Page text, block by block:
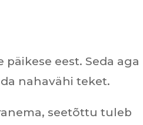
eest. Seda aga
nahavähi teket.
seetõttu tuleb